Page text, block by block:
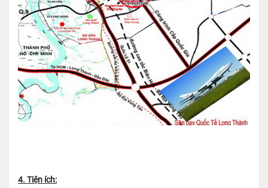
4. Tiện ích: